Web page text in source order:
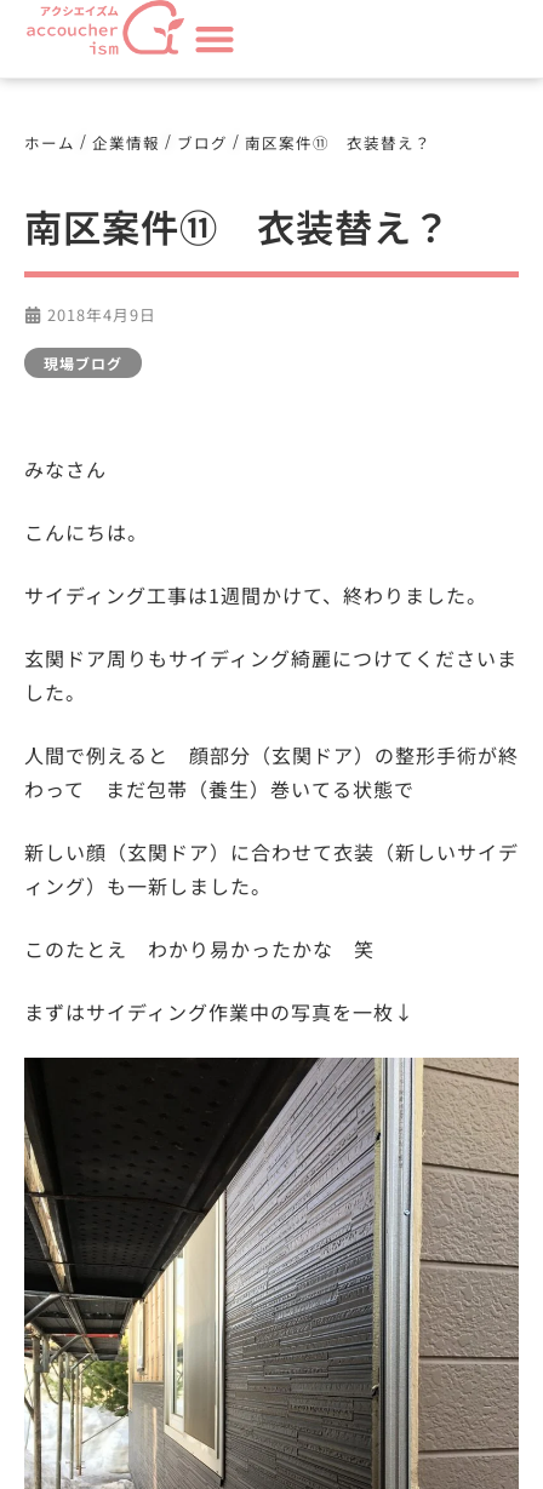
ホーム / 企業情報 / ブログ / 南区案件⑪ 衣装替え？
南区案件⑪ 衣装替え？
2018年4月9日
現場ブログ
みなさん
こんにちは。
サイディング工事は1週間かけて、終わりました。
玄関ドア周りもサイディング綺麗につけてくださいま
した。
人間で例えると 顔部分（玄関ドア）の整形手術が終
わって まだ包帯（養生）巻いてる状態で
新しい顔（玄関ドア）に合わせて衣装（新しいサイデ
ィング）も一新しました。
このたとえ わかり易かったかな 笑
まずはサイディング作業中の写真を一枚↓